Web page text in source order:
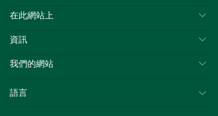
喳
聯絡我們
隱私
Cookie 通知
在此網站上
目的地
新南威爾斯州公路旅行
活動
資訊
旅行資訊
新南威爾斯的商業
我們的網站
語言